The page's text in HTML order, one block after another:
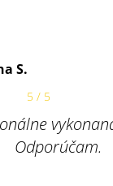
S.
5 / 5
Odporúčam.